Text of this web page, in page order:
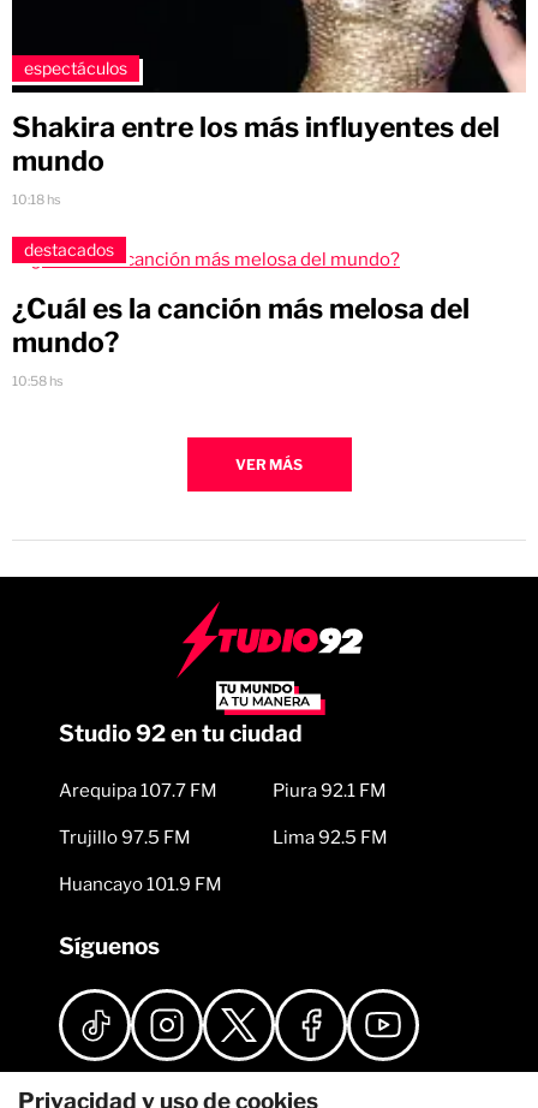
espectáculos
Shakira entre los más influyentes del
mundo
10:18 hs
destacados
¿Cuál es la canción más melosa del
mundo?
10:58 hs
VER MÁS
Studio 92 en tu ciudad
Arequipa 107.7 FM
Trujillo 97.5 FM
Huancayo 101.9 FM
Piura 92.1 FM
Lima 92.5 FM
Síguenos
Privacidad y uso de cookies